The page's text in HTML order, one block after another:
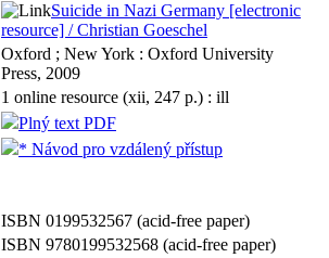
Suicide in Nazi Germany [electronic
resource] / Christian Goeschel
Oxford ; New York : Oxford University
Press, 2009
1 online resource (xii, 247 p.) : ill
Plný text PDF
* Návod pro vzdálený přístup
ISBN 0199532567 (acid-free paper)
ISBN 9780199532568 (acid-free paper)